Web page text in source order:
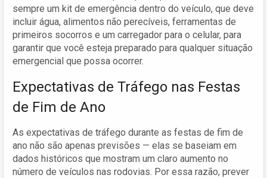
sempre um kit de emergência dentro do veículo, que deve
incluir água, alimentos não perecíveis, ferramentas de
primeiros socorros e um carregador para o celular, para
garantir que você esteja preparado para qualquer situação
emergencial que possa ocorrer.
Expectativas de Tráfego nas Festas
de Fim de Ano
As expectativas de tráfego durante as festas de fim de
ano não são apenas previsões — elas se baseiam em
dados históricos que mostram um claro aumento no
número de veículos nas rodovias. Por essa razão, prever